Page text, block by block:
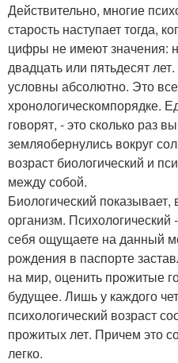
Действительно, многие
старость наступает тогда,
цифры не имеют значения:
двадцать или пятьдесят
условны абсолютно. Это
хронологическомпорядке.
говорят, - это сколько раз
земляобернулись вокруг
возраст биологический и
между собой.
Биологический
организм. Психологический
себя ощущаете на данный
рождения в паспорте
на мир, оценить прожитые
будущее. Лишь у каждого
психологический возраст
прожитых лет. Причем это
легко.